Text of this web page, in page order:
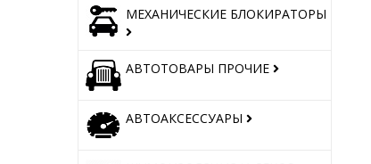
МЕХАНИЧЕСКИЕ БЛОКИРАТОРЫ
АВТОТОВАРЫ ПРОЧИЕ
АВТОАКСЕССУАРЫ